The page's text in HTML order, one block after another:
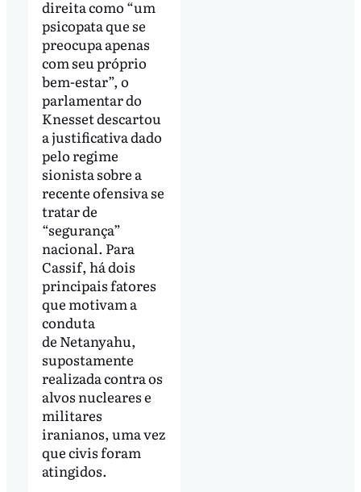
direita como “um
psicopata que se
preocupa apenas
com seu próprio
bem-estar”, o
parlamentar do
Knesset descartou
a justificativa dado
pelo regime
sionista sobre a
recente ofensiva se
tratar de
“segurança”
nacional. Para
Cassif, há dois
principais fatores
que motivam a
conduta
de Netanyahu,
supostamente
realizada contra os
alvos nucleares e
militares
iranianos, uma vez
que civis foram
atingidos.